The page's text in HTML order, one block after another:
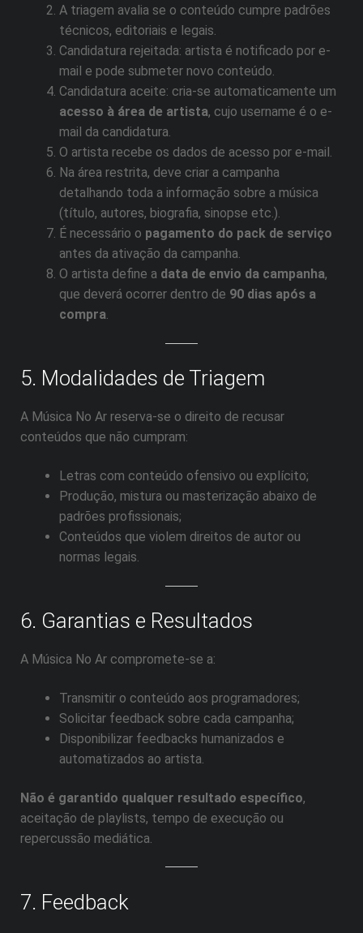
A triagem avalia se o conteúdo cumpre padrões
técnicos, editoriais e legais.
Candidatura rejeitada: artista é notificado por e-
mail e pode submeter novo conteúdo.
Candidatura aceite: cria-se automaticamente um
acesso à área de artista, cujo username é o e-
mail da candidatura.
O artista recebe os dados de acesso por e-mail.
Na área restrita, deve criar a campanha
detalhando toda a informação sobre a música
(título, autores, biografia, sinopse etc.).
É necessário o pagamento do pack de serviço
antes da ativação da campanha.
O artista define a data de envio da campanha,
que deverá ocorrer dentro de 90 dias após a
compra.
5. Modalidades de Triagem
A Música No Ar reserva-se o direito de recusar
conteúdos que não cumpram:
Letras com conteúdo ofensivo ou explícito;
Produção, mistura ou masterização abaixo de
padrões profissionais;
Conteúdos que violem direitos de autor ou
normas legais.
6. Garantias e Resultados
A Música No Ar compromete-se a:
Transmitir o conteúdo aos programadores;
Solicitar feedback sobre cada campanha;
Disponibilizar feedbacks humanizados e
automatizados ao artista.
Não é garantido qualquer resultado específico,
aceitação de playlists, tempo de execução ou
repercussão mediática.
7. Feedback